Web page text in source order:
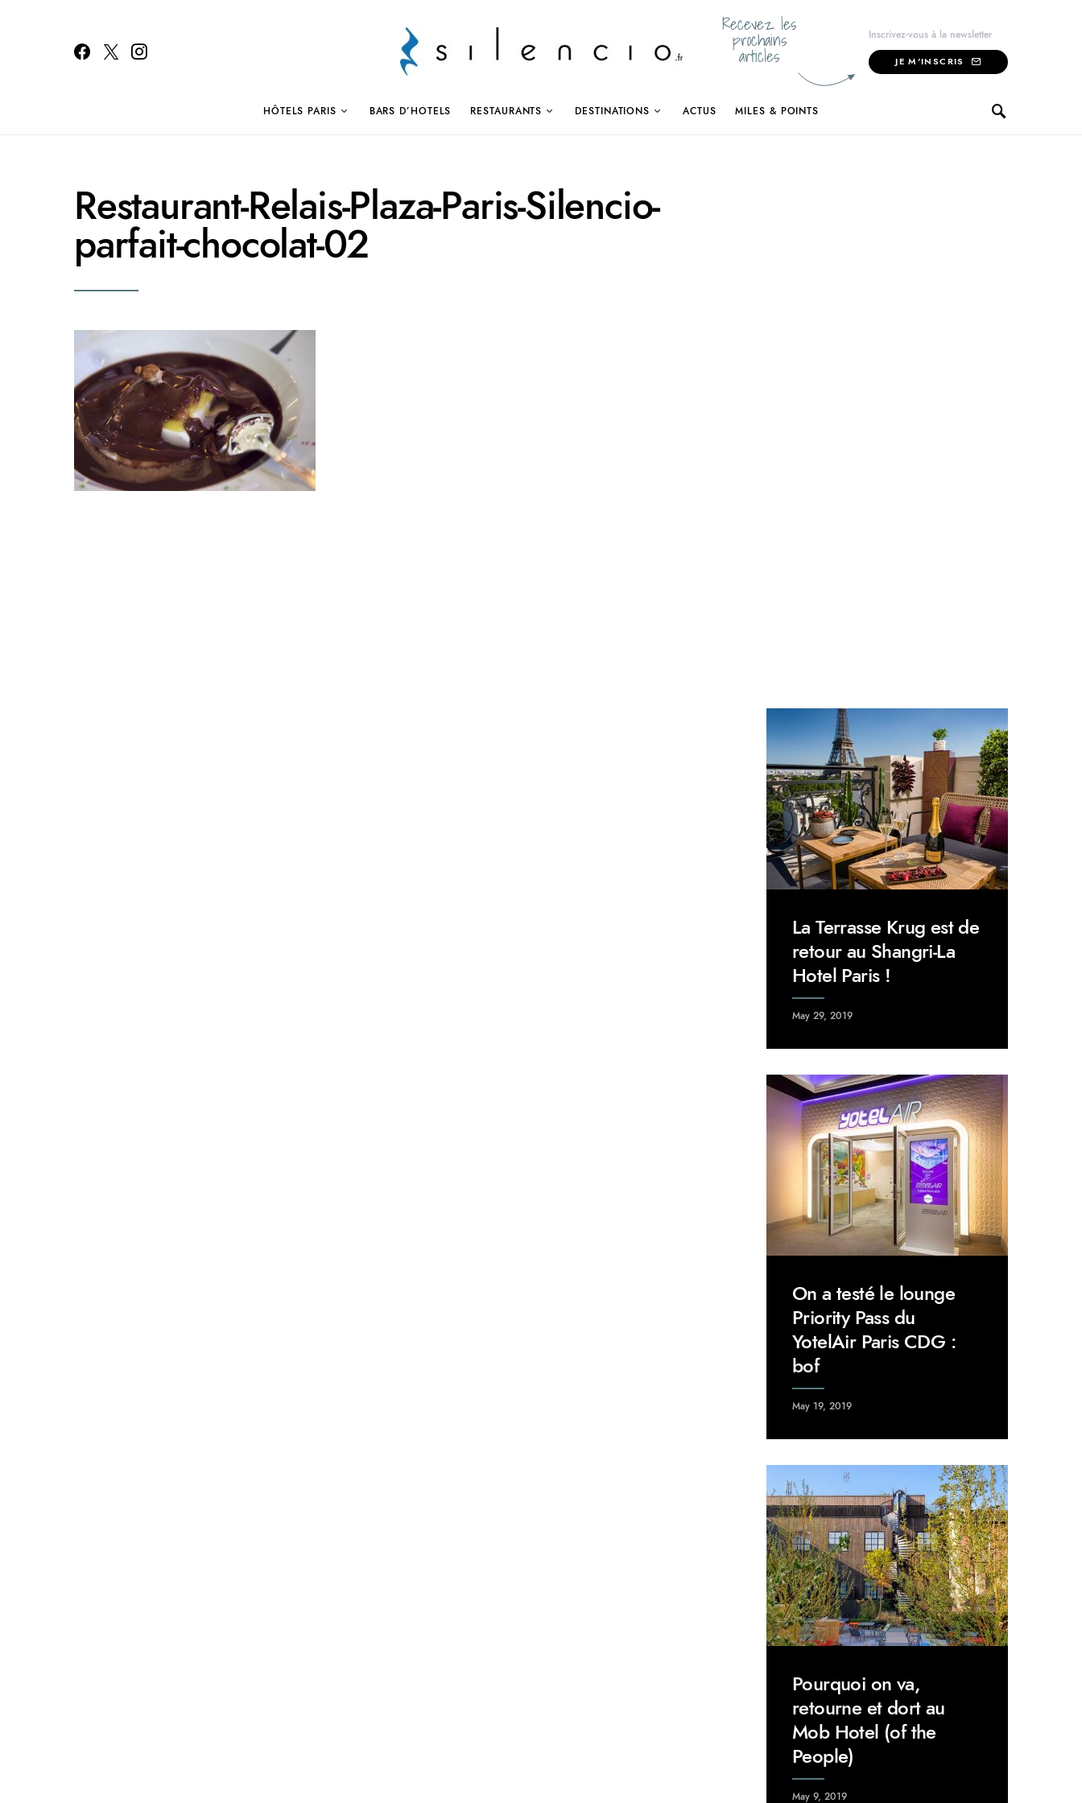
Recevez les
prochains
articles
Inscrivez-vous à la newsletter
JE M'INSCRIS
HÔTELS PARIS BARS D’HOTELS RESTAURANTS DESTINATIONS ACTUS MILES & POINTS
Restaurant-Relais-Plaza-Paris-Silencio-
parfait-chocolat-02
La Terrasse Krug est de
retour au Shangri-La
Hotel Paris !
May 29, 2019
On a testé le lounge
Priority Pass du
YotelAir Paris CDG :
bof
May 19, 2019
Pourquoi on va,
retourne et dort au
Mob Hotel (of the
People)
May 9, 2019